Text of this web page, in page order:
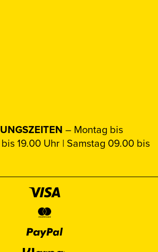
– Montag bis
19.00 Uhr | Samstag 09.00 bis